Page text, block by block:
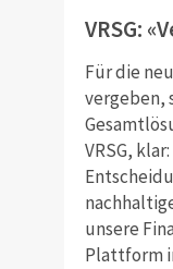
VRSG:
Für die
vergeben,
VRSG,
unsere
Plattform